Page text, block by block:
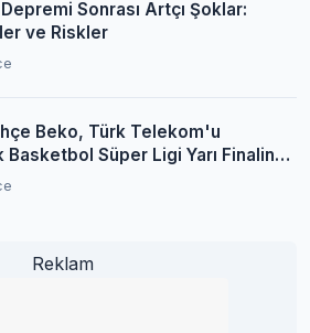
Sonrası Artçı Şoklar:
ve Riskler
Beko, Türk Telekom'u
Basketbol Süper Ligi Yarı Finaline
Reklam